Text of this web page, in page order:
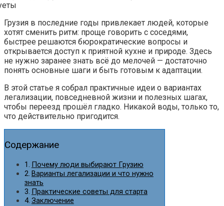
Грузия в последние годы привлекает людей, которые
хотят сменить ритм: проще говорить с соседями,
быстрее решаются бюрократические вопросы и
открывается доступ к приятной кухне и природе. Здесь
не нужно заранее знать всё до мелочей — достаточно
понять основные шаги и быть готовым к адаптации.
В этой статье я собрал практичные идеи о вариантах
легализации, повседневной жизни и полезных шагах,
чтобы переезд прошёл гладко. Никакой воды, только то,
что действительно пригодится.
Содержание
Почему люди выбирают Грузию
Варианты легализации и что нужно
знать
Практические советы для старта
Заключение